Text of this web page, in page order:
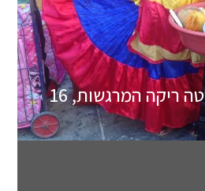
טיול לקובה וקוסטה ריקה המרגשות, 16